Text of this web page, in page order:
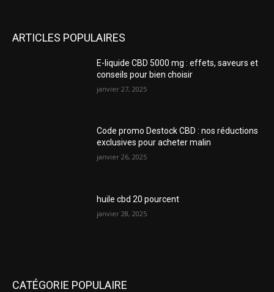
ARTICLES POPULAIRES
E-liquide CBD 5000 mg : effets, saveurs et
conseils pour bien choisir
janvier 27, 2025
Code promo Destock CBD : nos réductions
exclusives pour acheter malin
janvier 26, 2025
huile cbd 20 pourcent
janvier 28, 2025
CATÉGORIE POPULAIRE